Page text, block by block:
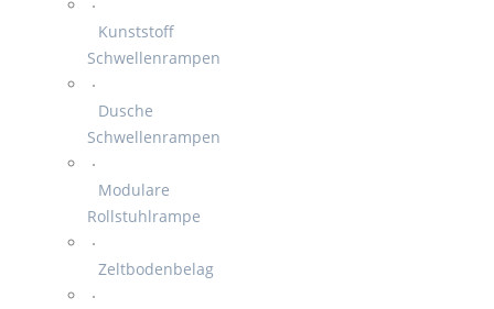
Kunststoff
Schwellenrampen
Dusche
Schwellenrampen
Modulare
Rollstuhlrampe
Zeltbodenbelag